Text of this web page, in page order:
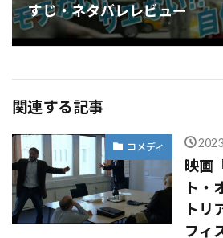
すじ・ネタバレレビュー
関連する記事
コメディ
映画
ト・
トリ
フィ